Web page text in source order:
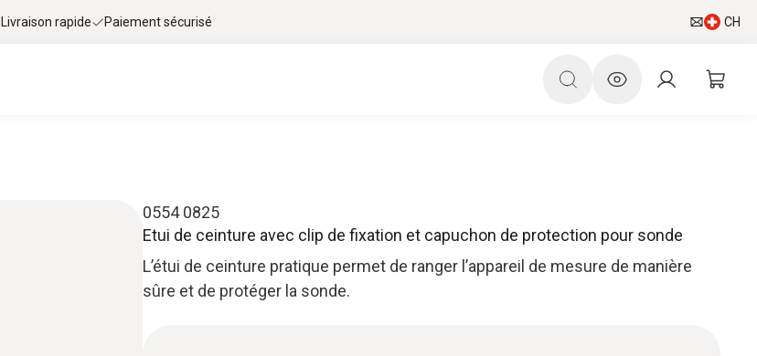
Livraison rapide Paiement sécurisé CH
0554 0825
Etui de ceinture avec clip de fixation et capuchon de protection pour sonde
L’étui de ceinture pratique permet de ranger l’appareil de mesure de manière
sûre et de protéger la sonde.